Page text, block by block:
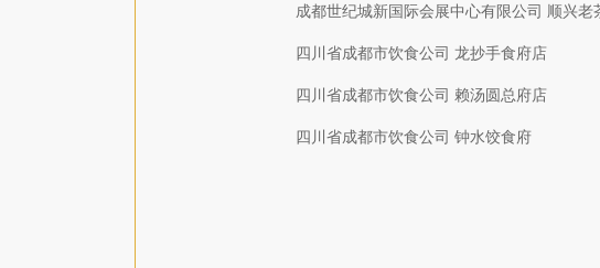
成都世纪城新国际会展中心有限公司 顺兴老
四川省成都市饮食公司 龙抄手食府店
四川省成都市饮食公司 赖汤圆总府店
四川省成都市饮食公司 钟水饺食府